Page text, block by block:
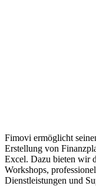
Fimovi ermöglicht
Erstellung von
Excel. Dazu bieten wir
Workshops,
Dienstleistungen und